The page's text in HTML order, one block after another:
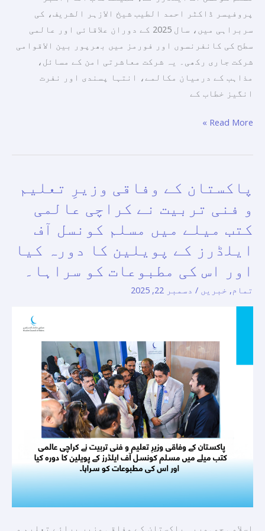
پروفیسر ڈاکٹر احمد الطیب شیخ الازہر الشریف، کی
سربراہی میں، سال 2025 کے دوران علاقائی اور عالمی
سطح کی کانفرنسوں اور فورمز میں بھرپور بین الاقوامی
شرکت جاری رکھی۔ یہ شرکت معاشرتی امن کے مسائل،
مذاہب کے درمیان مکالمے، انتہا پسندی اور نفرت
انگیز خطاب کے
نفرت
انگیز
خطاب
کا
مقابلہ
کرنے
لیے
عالمی
Read More »
پاکستان کے وفاقی وزیرِ تعلیم
و فنی تربیت نے کراچی عالمی
کتب میلے میں مسلم کونسل آف
ایلڈرز کے پویلین کا دورہ کیا
اور اس کی مطبوعات کو سراہا۔
تمام, خبریں / دسمبر 22, 2025
اسلامی جمہوریہ پاکستان کے وفاقی وزیر برائے تعلیم و
پاکستان
کے
وفاقی
وزیرِ
تعلیم
و
فنی
تربیت
ایلڈرز
کے
پویلین
کا